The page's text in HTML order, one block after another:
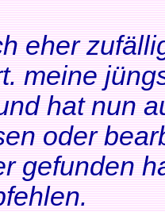
eher
meine
hat nun
oder
gefunden